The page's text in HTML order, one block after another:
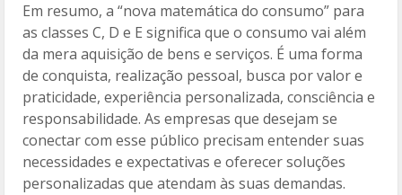
Em resumo, a “nova matemática do consumo” para
as classes C, D e E significa que o consumo vai além
da mera aquisição de bens e serviços. É uma forma
de conquista, realização pessoal, busca por valor e
praticidade, experiência personalizada, consciência e
responsabilidade. As empresas que desejam se
conectar com esse público precisam entender suas
necessidades e expectativas e oferecer soluções
personalizadas que atendam às suas demandas.